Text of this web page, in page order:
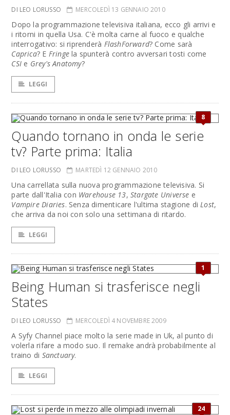
DI LEO LORUSSO MERCOLEDÌ 13 GENNAIO 2010
Dopo la programmazione televisiva italiana, ecco gli arrivi e
i ritorni in quella Usa. C'è molta carne al fuoco e qualche
interrogativo: si riprenderà FlashForward? Come sarà
Caprica? E Fringe la spunterà contro avversari tosti come
CSI e Grey's Anatomy?
LEGGI
8
Quando tornano in onda le serie
tv? Parte prima: Italia
DI LEO LORUSSO MARTEDÌ 12 GENNAIO 2010
Una carrellata sulla nuova programmazione televisiva. Si
parte dall'Italia con Warehouse 13, Stargate Universe e
Vampire Diaries. Senza dimenticare l'ultima stagione diLost,
che arriva da noi con solo una settimana di ritardo.
LEGGI
1
Being Human si trasferisce negli
States
DI LEO LORUSSO MERCOLEDÌ 4 NOVEMBRE 2009
A Syfy Channel piace molto la serie made in Uk, al punto di
volerla rifare a modo suo. Il remake andrà probabilmente al
traino di Sanctuary.
LEGGI
24